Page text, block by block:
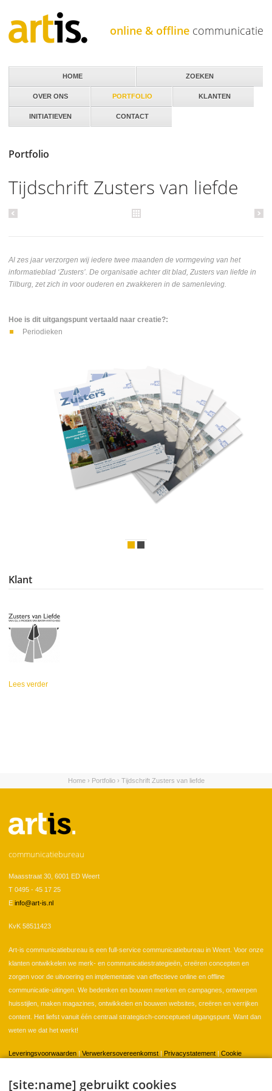
[site:name] gebruikt cookies
online & offline communicatie
Portfolio
Tijdschrift Zusters van liefde
Al zes jaar verzorgen wij iedere twee maanden de vormgeving van het
informatieblad ‘Zusters’. De organisatie achter dit blad, Zusters van liefde in
Tilburg, zet zich in voor ouderen en zwakkeren in de samenleving.
Hoe is dit uitgangspunt vertaald naar creatie?:
Periodieken
Klant
Lees verder
HOME
OVER ONS PORTFOLIO KLANTEN
INITIATIEVEN CONTACT
ZOEKEN
U bent hier
Home› Portfolio› Tijdschrift Zusters van liefde
communicatiebureau
Maasstraat 30, 6001 ED Weert
T 0495 - 45 17 25
E info@art-is.nl
KvK 58511423
Art-is communicatiebureau is een full-service communicatiebureau in Weert. Voor onze
klanten ontwikkelen we merk- en communicatiestrategieën, creëren concepten en
zorgen voor de uitvoering en implementatie van effectieve online en offline
communicatie-uitingen. We bedenken en bouwen merken en campagnes, ontwerpen
huisstijlen, maken magazines, ontwikkelen en bouwen websites, creëren en verrijken
content. Het liefst vanuit één centraal strategisch-conceptueel uitgangspunt. Want dan
weten we dat het werkt!
Leveringsvoorwaarden Verwerkersovereenkomst Privacystatement
Cookie